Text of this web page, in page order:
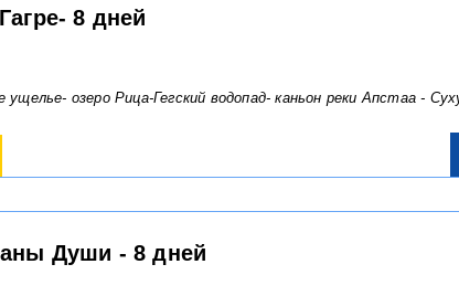
8 дней
ущелье- озеро Рица-Гегский водопад- каньон реки Апстаа -
Души - 8 дней